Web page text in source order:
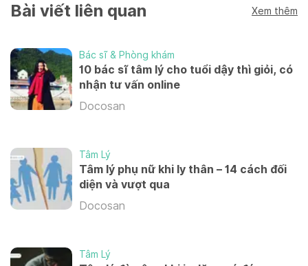
Tham vấn trong 120 phút
Tham vấn trong 90 phút
Tham vấn trong 60 phút
Tham vấn trong 90 phút
1,800,000 VND
Tham vấn trong 120 phút
2,400,000 VND
Bài viết liên quan Xem thêm
Bác sĩ & Phòng khám
10 bác sĩ tâm lý cho tuổi dậy thì giỏi, có
nhận tư vấn online
Docosan
Tâm Lý
Tâm lý phụ nữ khi ly thân – 14 cách đối
diện và vượt qua
Docosan
Tâm Lý